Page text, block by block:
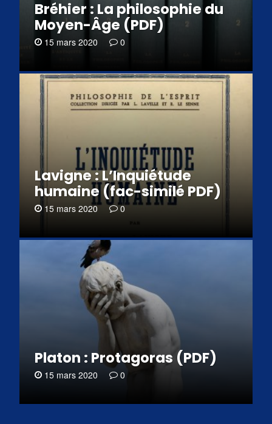
Bréhier : La philosophie du
Moyen-Âge (PDF)
15 mars 2020 0
Lavigne : L’Inquiétude
humaine (fac-similé PDF)
15 mars 2020 0
Platon : Protagoras (PDF)
15 mars 2020 0